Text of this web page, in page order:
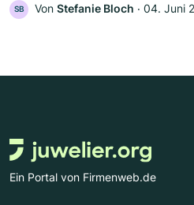
SB Von Stefanie Bloch ‧ 04. Juni
Ein Portal von Firmenweb.de